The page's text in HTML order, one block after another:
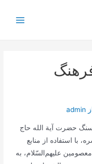
admin
حضرت آیة الله حاج
استفاده از منابع
عليهم‌‏السّلام، به